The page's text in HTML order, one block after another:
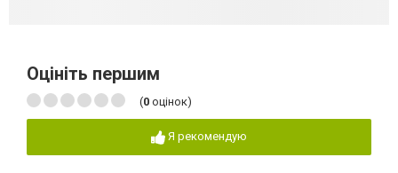
Оцініть першим
(0 оцінок)
Я рекомендую